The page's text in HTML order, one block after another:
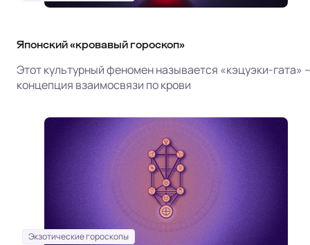
Японский «кровавый гороскоп»
Этот культурный феномен называется «кэцуэки-гата»
концепция взаимосвязи по крови
Экзотические гороскопы